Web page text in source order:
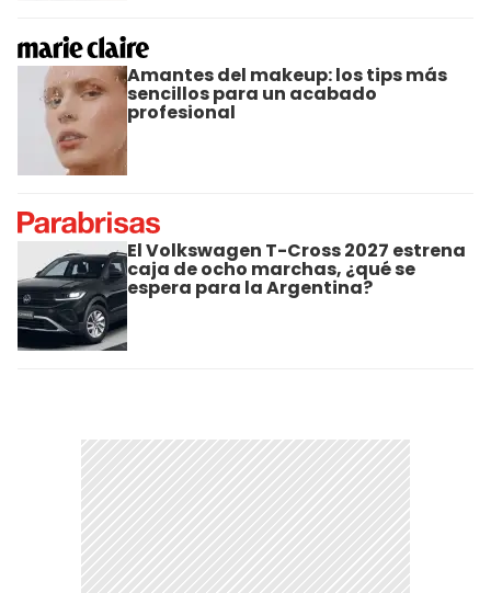
Amantes del makeup: los tips más
sencillos para un acabado
profesional
El Volkswagen T-Cross 2027 estrena
caja de ocho marchas, ¿qué se
espera para la Argentina?